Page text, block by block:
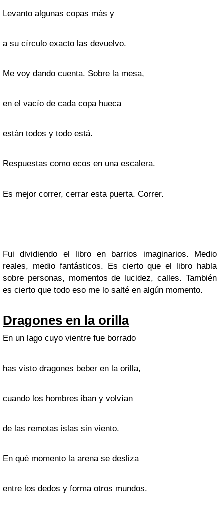
Levanto algunas copas más y
a su círculo exacto las devuelvo.
Me voy dando cuenta. Sobre la mesa,
en el vacío de cada copa hueca
están todos y todo está.
Respuestas como ecos en una escalera.
Es mejor correr, cerrar esta puerta. Correr.
Fui dividiendo el libro en barrios imaginarios. Medio
reales, medio fantásticos. Es cierto que el libro habla
sobre personas, momentos de lucidez, calles. También
es cierto que todo eso me lo salté en algún momento.
Dragones en la orilla
En un lago cuyo vientre fue borrado
has visto dragones beber en la orilla,
cuando los hombres iban y volvían
de las remotas islas sin viento.
En qué momento la arena se desliza
entre los dedos y forma otros mundos.